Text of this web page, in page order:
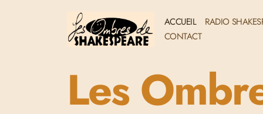
ACCUEIL
RADIO
CONTACT
Les